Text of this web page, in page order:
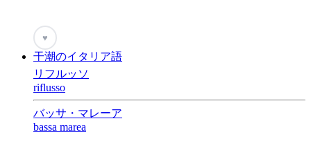
♥
干潮のイタリア語
リフルッソ
riflusso
バッサ・マレーア
bassa marea